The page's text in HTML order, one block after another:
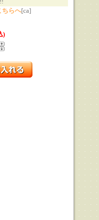
ちらへ[ca]
)